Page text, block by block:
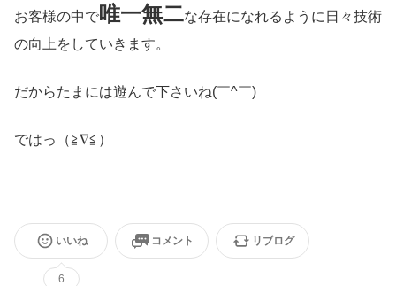
お客様の中で唯一無二な存在になれるように日々技術
の向上をしていきます。
だからたまには遊んで下さいね(￣^￣)ゞ
ではっ（≧∇≦）
いいね
6
コメント リブログ